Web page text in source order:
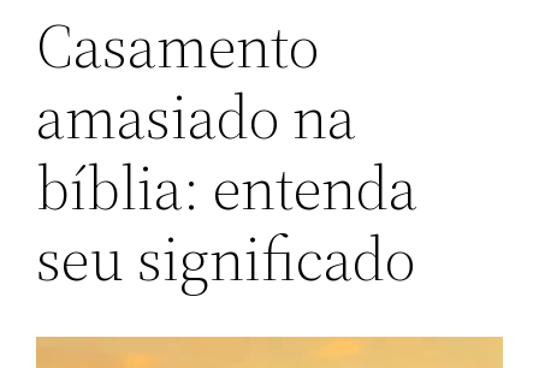
Casamento
amasiado na
bíblia: entenda
seu significado